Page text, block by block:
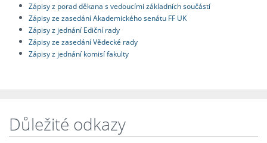
Zápisy z porad děkana s vedoucími základních součástí
Zápisy ze zasedání Akademického senátu FF UK
Zápisy z jednání Ediční rady
Zápisy ze zasedání Vědecké rady
Zápisy z jednání komisí fakulty
Důležité odkazy